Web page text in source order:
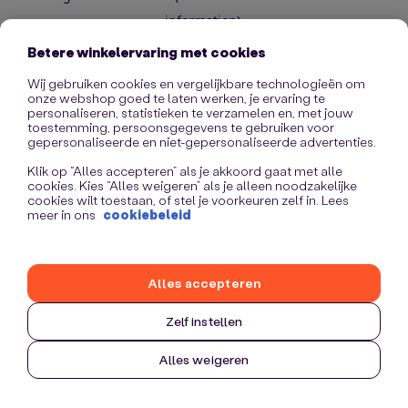
information).
Betere winkelervaring met cookies
Wij gebruiken cookies en vergelijkbare technologieën om
onze webshop goed te laten werken, je ervaring te
personaliseren, statistieken te verzamelen en, met jouw
toestemming, persoonsgegevens te gebruiken voor
gepersonaliseerde en niet-gepersonaliseerde advertenties.
Klik op “Alles accepteren” als je akkoord gaat met alle
cookies. Kies “Alles weigeren” als je alleen noodzakelijke
cookies wilt toestaan, of stel je voorkeuren zelf in. Lees
meer in ons cookiebeleid
Zelf instellen
Alles weigeren
Alles accepteren